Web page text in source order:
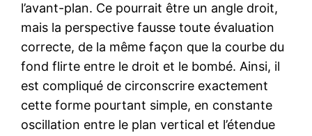
l’avant-plan. Ce pourrait être un angle droit,
mais la perspective fausse toute évaluation
correcte, de la même façon que la courbe du
fond flirte entre le droit et le bombé. Ainsi, il
est compliqué de circonscrire exactement
cette forme pourtant simple, en constante
oscillation entre le plan vertical et l’étendue